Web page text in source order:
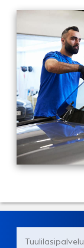
Tuulilasipalvelu